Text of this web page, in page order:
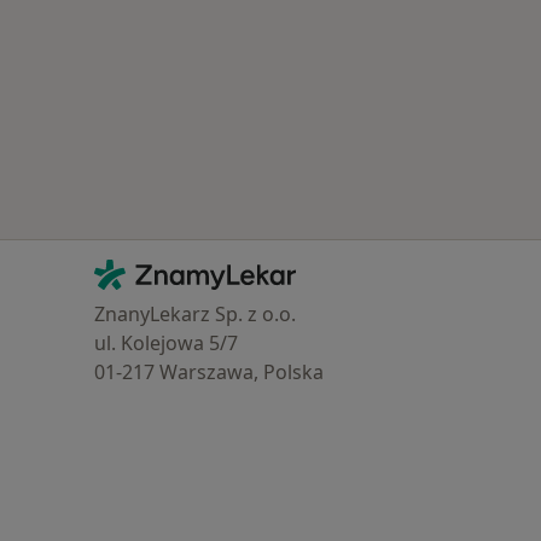
Kontakt
ZnamyLekar - Hlavní stránka
ZnanyLekarz Sp. z o.o.
ul. Kolejowa 5/7
01-217 Warszawa, Polska